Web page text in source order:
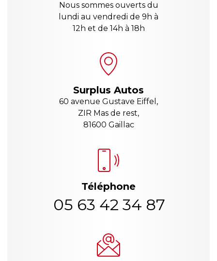
Nous sommes ouverts du
lundi au vendredi de 9h à
12h et de 14h à 18h
Surplus Autos
60 avenue Gustave Eiffel,
ZIR Mas de rest,
81600 Gaillac
Téléphone
05 63 42 34 87